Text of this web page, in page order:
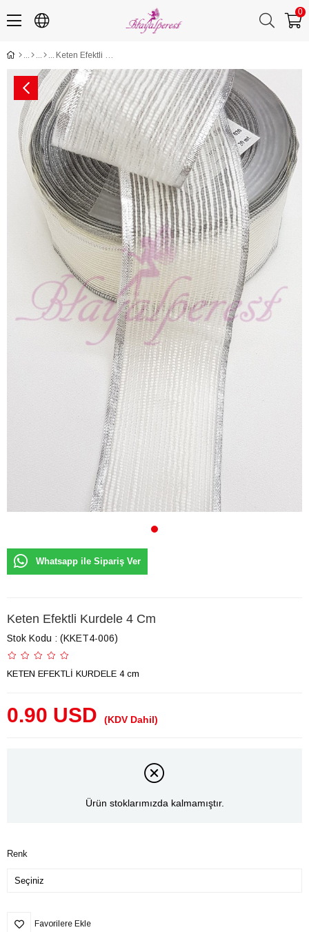
0
Keten Efektli Kurdele 4 Cm
Whatsapp ile Sipariş Ver
Keten Efektli Kurdele 4 Cm
Stok Kodu (KKET4-006)
KETEN EFEKTLİ KURDELE 4 cm
0.90 USD (KDV Dahil)
Ürün stoklarımızda kalmamıştır.
Renk
Favorilere Ekle